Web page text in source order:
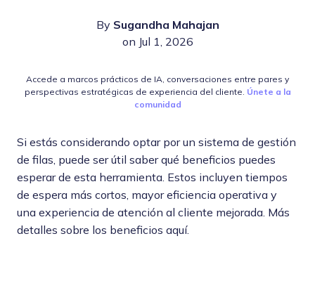
By Sugandha Mahajan
on Jul 1, 2026
Accede a marcos prácticos de IA, conversaciones entre pares y
perspectivas estratégicas de experiencia del cliente. Únete a la
comunidad
Si estás considerando optar por un sistema de gestión
de filas, puede ser útil saber qué beneficios puedes
esperar de esta herramienta. Estos incluyen tiempos
de espera más cortos, mayor eficiencia operativa y
una experiencia de atención al cliente mejorada. Más
detalles sobre los beneficios aquí.